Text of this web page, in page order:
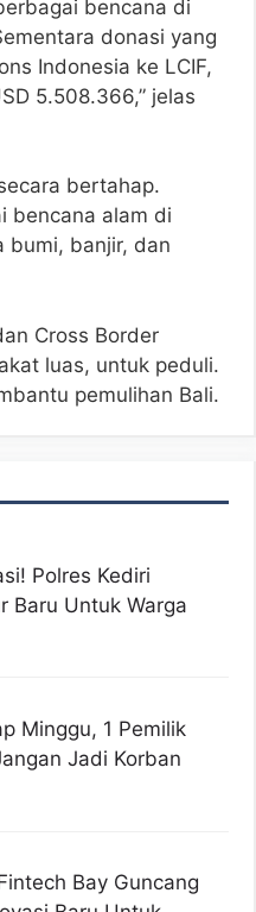
bencana di
donasi yang
Indonesia ke LCIF,
5.508.366,” jelas
bertahap.
bencana alam di
bumi, banjir, dan
Cross Border
luas, untuk peduli.
pemulihan Bali.
Polres Kediri
Baru Untuk Warga
Minggu, 1 Pemilik
Jadi Korban
Bay Guncang